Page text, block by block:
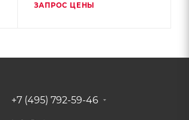
ЗАПРОС ЦЕНЫ
+7 (495) 792-59-46